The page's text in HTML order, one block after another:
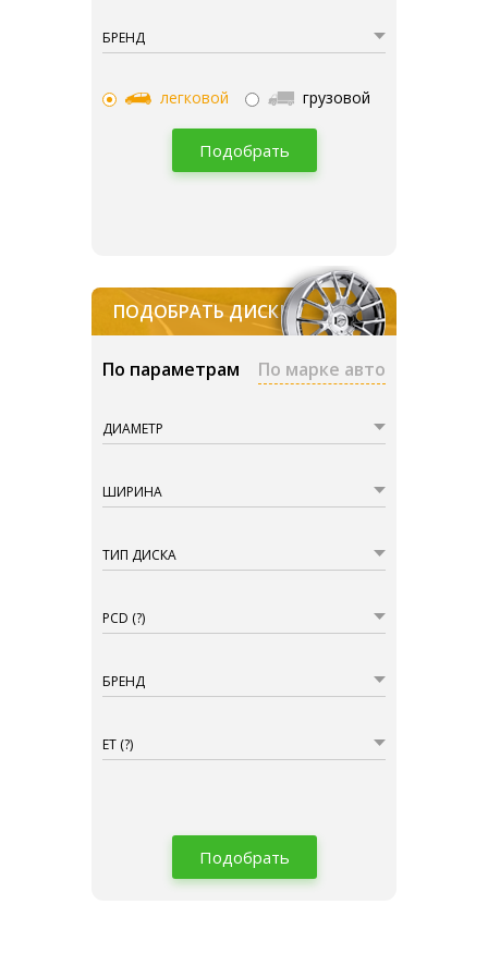
БРЕНД
легковой грузовой
Подобрать
ПОДОБРАТЬ ДИСКИ
По параметрам По марке авто
ДИАМЕТР
ШИРИНА
ТИП ДИСКА
PCD (?)
БРЕНД
ET (?)
Подобрать